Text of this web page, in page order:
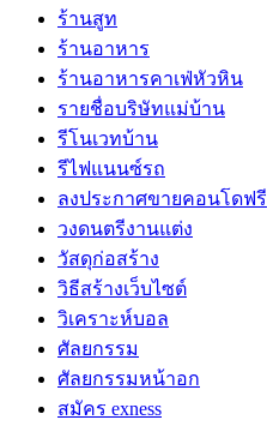
ร้านสูท
ร้านอาหาร
ร้านอาหารคาเฟ่หัวหิน
รายชื่อบริษัทแม่บ้าน
รีโนเวทบ้าน
รีไฟแนนซ์รถ
ลงประกาศขายคอนโดฟรี
วงดนตรีงานแต่ง
วัสดุก่อสร้าง
วิธีสร้างเว็บไซต์
วิเคราะห์บอล
ศัลยกรรม
ศัลยกรรมหน้าอก
สมัคร exness